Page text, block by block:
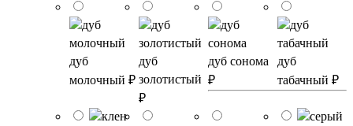
дуб
молочный ₽
дуб
золотистый
₽
дуб сонома
₽
дуб
табачный ₽